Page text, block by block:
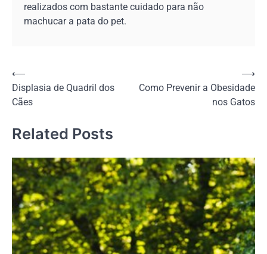
realizados com bastante cuidado para não
machucar a pata do pet.
Navegação
de
⟵
Displasia de Quadril dos
Cães
Como Prevenir a Obesidade
nos Gatos
⟶
Related Posts